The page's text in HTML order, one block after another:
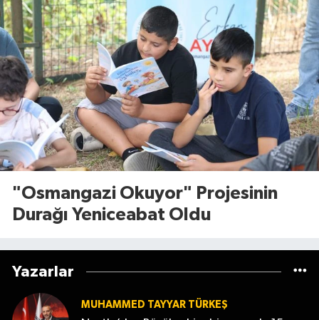
"Osmangazi Okuyor" Projesinin
Durağı Yeniceabat Oldu
Yazarlar
MUHAMMED TAYYAR TÜRKEŞ